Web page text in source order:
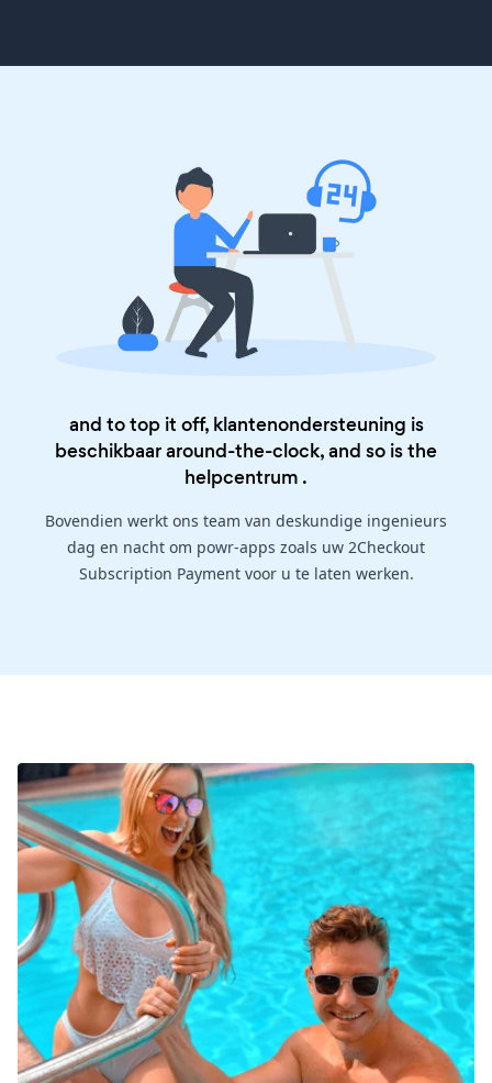
and to top it off, klantenondersteuning is
beschikbaar around-the-clock, and so is the
helpcentrum .
Bovendien werkt ons team van deskundige ingenieurs
dag en nacht om powr-apps zoals uw 2Checkout
Subscription Payment voor u te laten werken.